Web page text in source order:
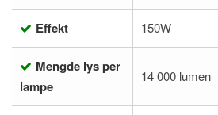
Effekt 150W
Mengde lys per
lampe
14 000 lumen